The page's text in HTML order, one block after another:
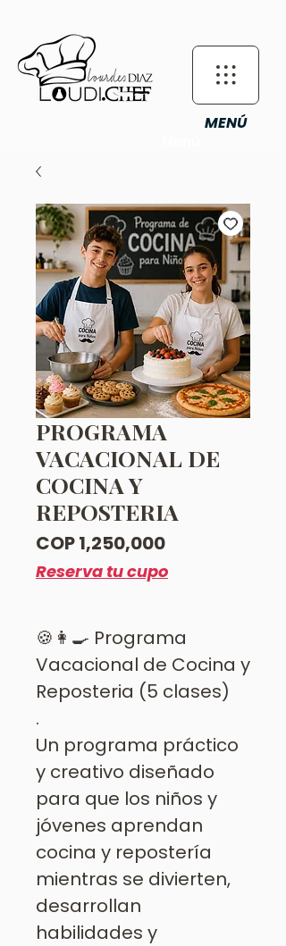
MENÚ
PROGRAMA
VACACIONAL DE
COCINA Y
REPOSTERIA
COP 1,250,000Price
Reserva tu cupo
🍪👩‍🍳 Programa
Vacacional de Cocina y
Reposteria (5 clases)
.
Un programa práctico
y creativo diseñado
para que los niños y
jóvenes aprendan
cocina y repostería
mientras se divierten,
desarrollan
habilidades y